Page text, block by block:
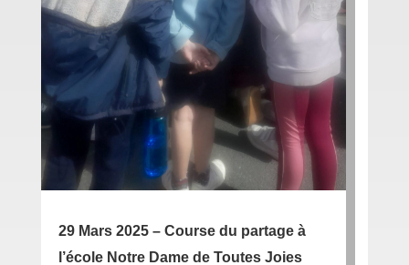
29 Mars 2025 – Course du partage à
l’école Notre Dame de Toutes Joies